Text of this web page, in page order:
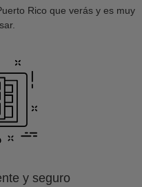
Rico que verás y es muy
y seguro